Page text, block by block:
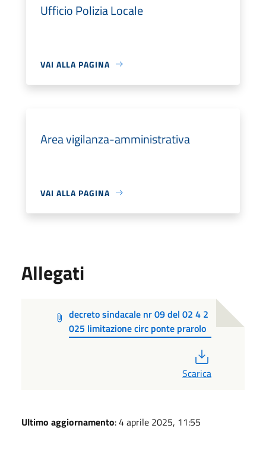
Ufficio Polizia Locale
VAI ALLA PAGINA
Area vigilanza-amministrativa
VAI ALLA PAGINA
Allegati
decreto sindacale nr 09 del 02 4 2
025 limitazione circ ponte prarolo
Scarica
Ultimo aggiornamento: 4 aprile 2025, 11:55